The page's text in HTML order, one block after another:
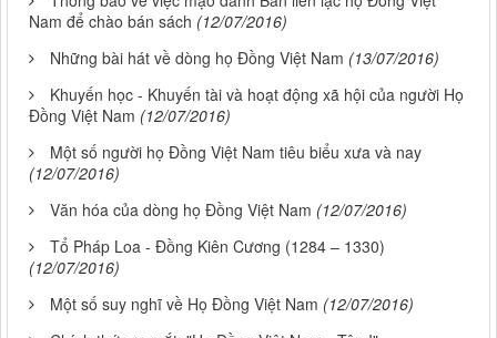
Nam để chào bán sách (12/07/2016)
Những bài hát về dòng họ Đồng Việt Nam (13/07/2016)
Khuyến học - Khuyến tài và hoạt động xã hội của người Họ
Đồng Việt Nam (12/07/2016)
Một số người họ Đồng Việt Nam tiêu biểu xưa và nay
(12/07/2016)
Văn hóa của dòng họ Đồng Việt Nam (12/07/2016)
Tổ Pháp Loa - Đồng Kiên Cương (1284 – 1330)
(12/07/2016)
Một số suy nghĩ về Họ Đồng Việt Nam (12/07/2016)